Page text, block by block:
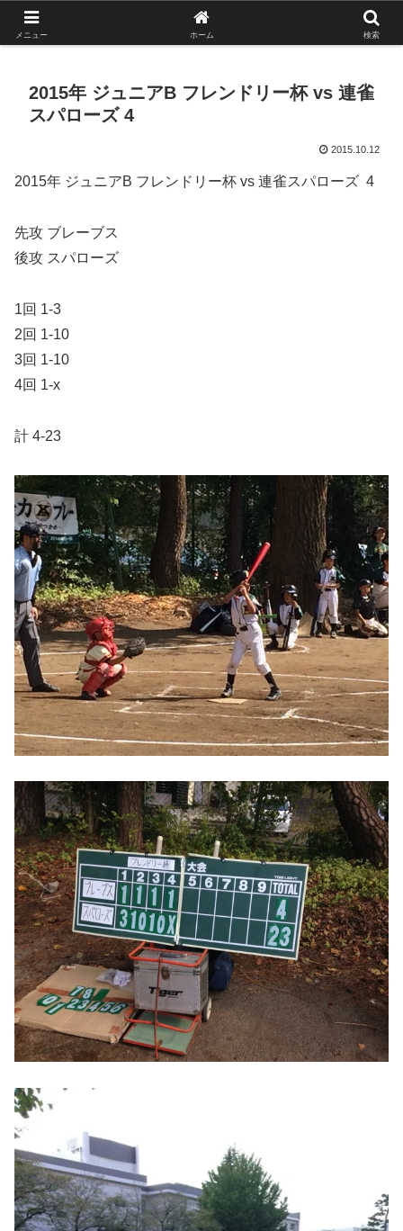
がんばれ！フルスイング！境南ブレーブス！
2015年 ジュニアB フレンドリー杯 vs 連雀
スパローズ 4
2015.10.12
2015年 ジュニアB フレンドリー杯 vs 連雀スパローズ 4
先攻 ブレーブス
後攻 スパローズ
1回 1-3
2回 1-10
3回 1-10
4回 1-x
計 4-23
メニュー ホーム 検索